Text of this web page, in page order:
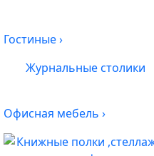
Гостиные›
Журнальные столики
Офисная мебель ›